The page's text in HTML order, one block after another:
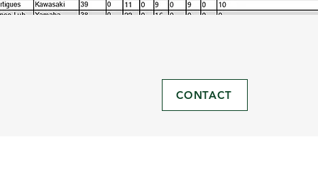
CONTACT